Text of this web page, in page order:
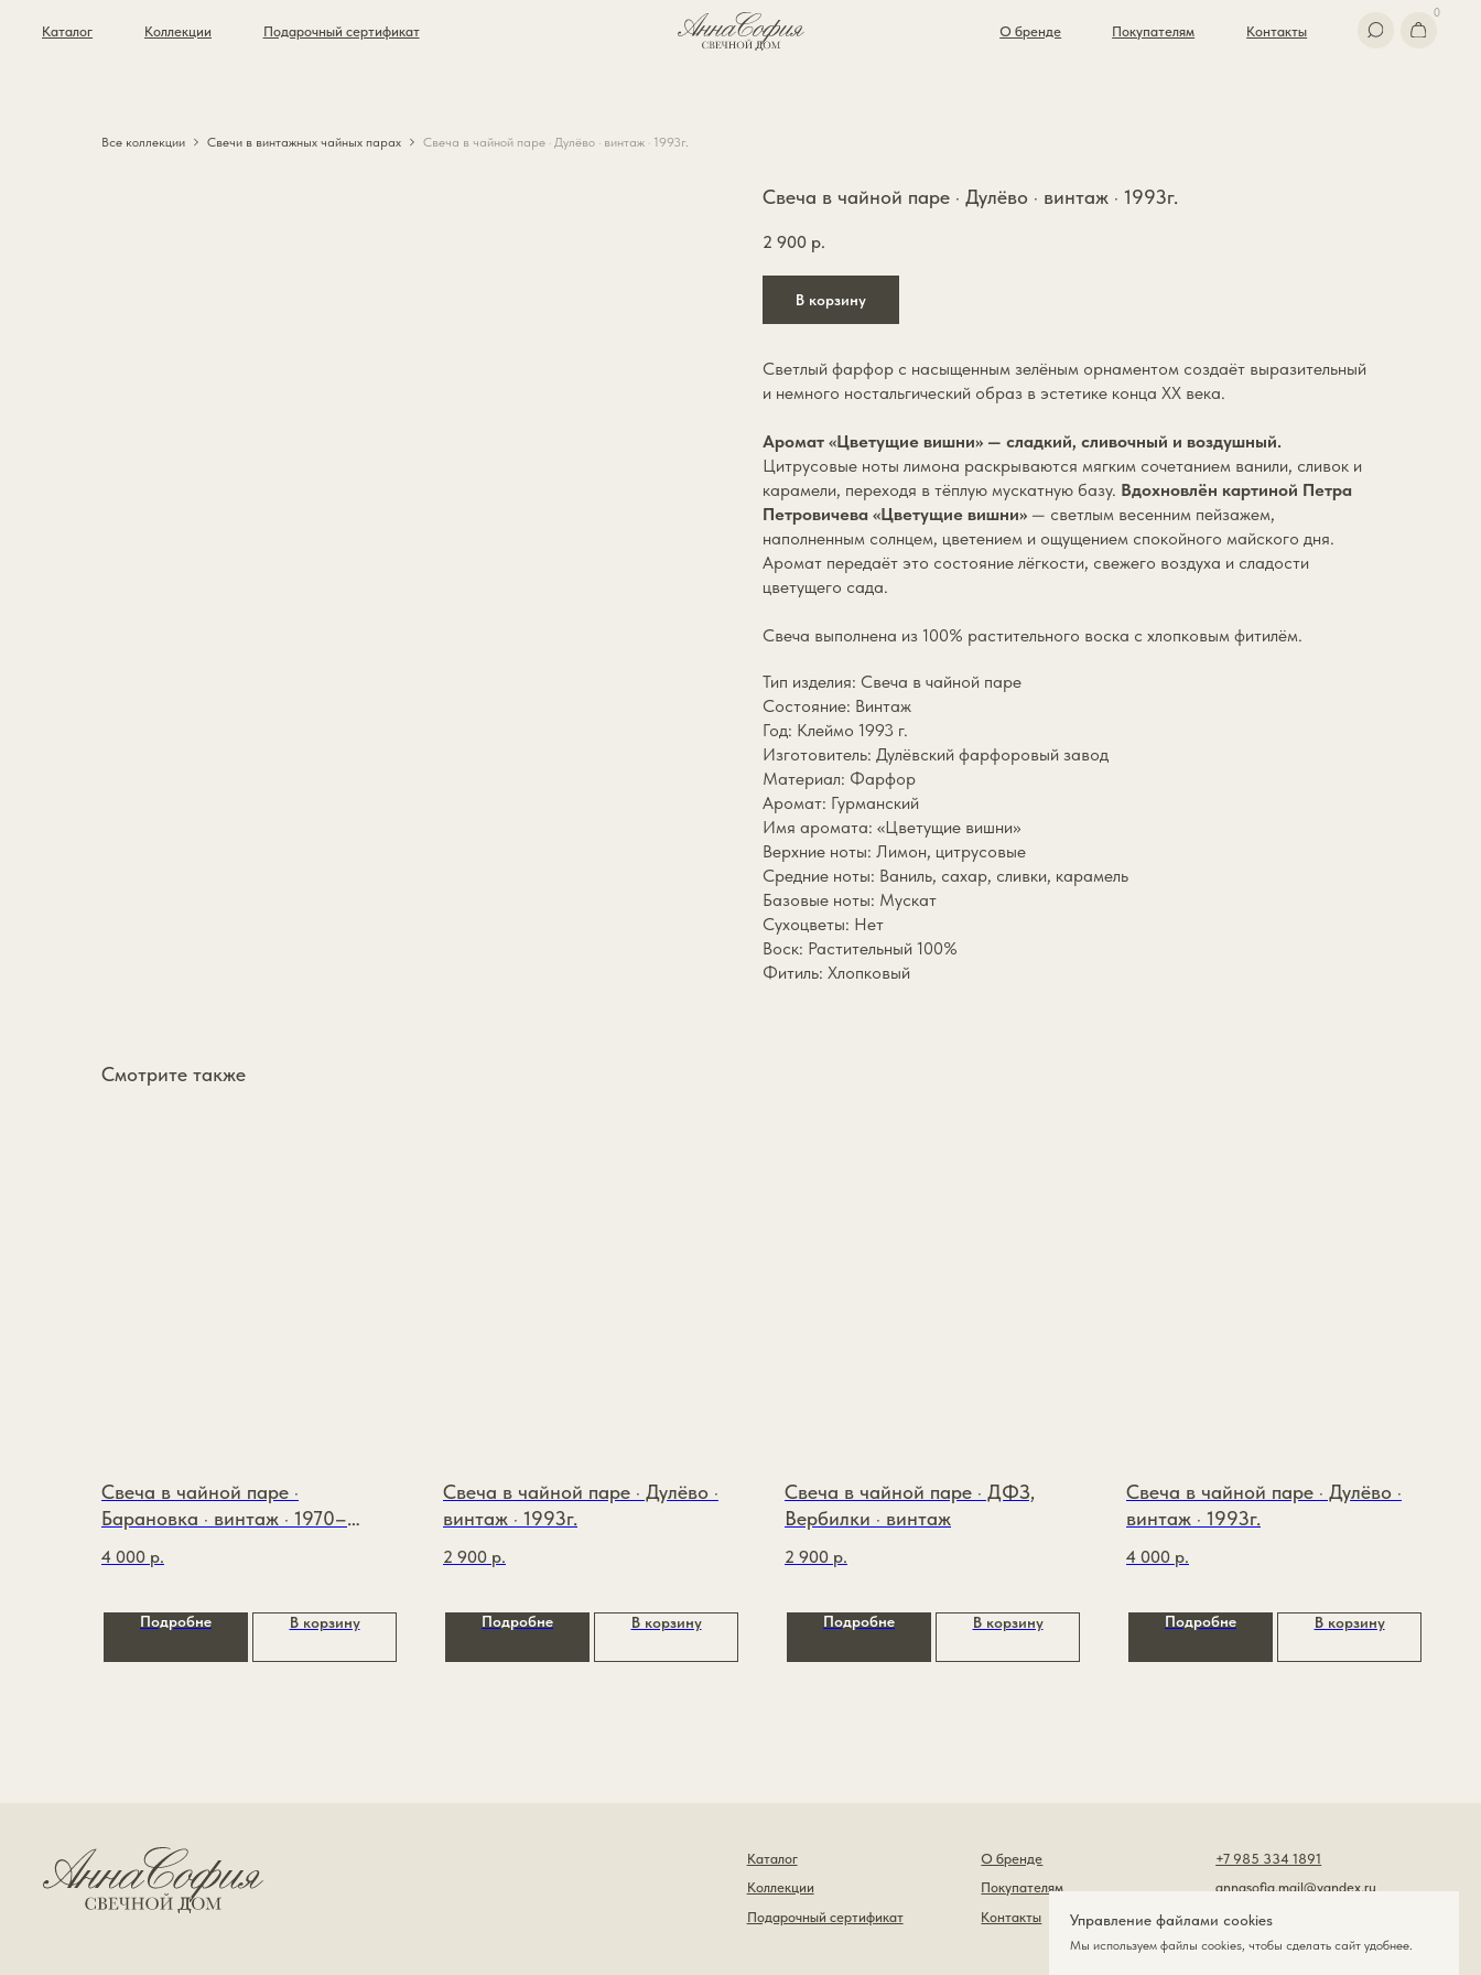
Контакты
Покупателям
Подарочный сертификат
Коллекции
Каталог
Все коллекции Свечи в винтажных чайных парах Свеча в чайной паре · Дулёво · винтаж · 1993г.
Свеча в чайной паре · Дулёво · винтаж · 1993г.
2 900 р.
В корзину
Светлый фарфор с насыщенным зелёным орнаментом создаёт выразительный
и немного ностальгический образ в эстетике конца XX века.
Аромат «Цветущие вишни» — сладкий, сливочный и воздушный.
Цитрусовые ноты лимона раскрываются мягким сочетанием ванили, сливок и
карамели, переходя в тёплую мускатную базу. Вдохновлён картиной Петра
Петровичева «Цветущие вишни» — светлым весенним пейзажем,
наполненным солнцем, цветением и ощущением спокойного майского дня.
Аромат передаёт это состояние лёгкости, свежего воздуха и сладости
цветущего сада.
Свеча выполнена из 100% растительного воска с хлопковым фитилём.
Тип изделия: Свеча в чайной паре
Состояние: Винтаж
Год: Клеймо 1993 г.
Изготовитель: Дулёвский фарфоровый завод
Материал: Фарфор
Аромат: Гурманский
Имя аромата: «Цветущие вишни»
Верхние ноты: Лимон, цитрусовые
Средние ноты: Ваниль, сахар, сливки, карамель
Базовые ноты: Мускат
Сухоцветы: Нет
Воск: Растительный 100%
Фитиль: Хлопковый
Смотрите также
Свеча в чайной паре ·
Барановка · винтаж · 1970–
1991гг.
4 000 р.
Подробне В корзину
Свеча в чайной паре · Дулёво ·
винтаж · 1993г.
2 900 р.
Подробне В корзину
Свеча в чайной паре · ДФЗ,
Вербилки · винтаж
2 900 р.
Подробне В корзину
Свеча в чайной паре · Дулёво ·
винтаж · 1993г.
4 000 р.
Подробне В корзину
+7 985 334 1891
О бренде
Каталог
Управление файлами cookies
Мы используем файлы cookies , чтобы сделать сайт удобнее.